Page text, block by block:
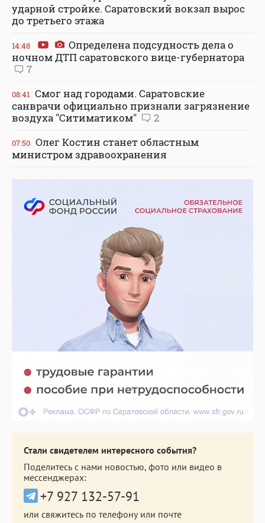
ударной стройке. Саратовский вокзал вырос
до третьего этажа
14:48
Определена подсудность дела о
ночном ДТП саратовского вице-губернатора
7
08:41 Смог над городами. Саратовские
санврачи официально признали загрязнение
воздуха "Ситиматиком"
2
07:50 Олег Костин станет областным
министром здравоохранения
Стали свидетелем интересного события?
Поделитесь с нами новостью, фото или видео в
мессенджерах:
+7 927 132-57-91
или свяжитесь по телефону или почте